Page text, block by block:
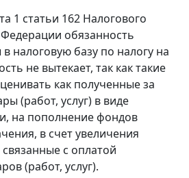
1 статьи 162 Налогового
обязанность
налоговую базу по налогу на
не вытекает, так как такие
как полученные за
(работ, услуг) в виде
на пополнение фондов
в счет увеличения
с оплатой
(работ, услуг).